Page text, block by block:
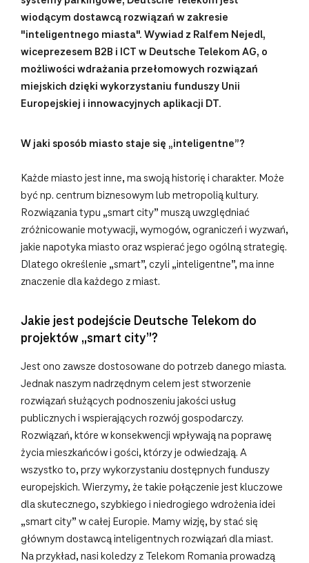
wiodącym dostawcą rozwiązań w zakresie
"inteligentnego miasta". Wywiad z Ralfem Nejedl,
wiceprezesem B2B i ICT w Deutsche Telekom AG, o
możliwości wdrażania przełomowych rozwiązań
miejskich dzięki wykorzystaniu funduszy Unii
Europejskiej i innowacyjnych aplikacji DT.
W jaki sposób miasto staje się „inteligentne”?
Każde miasto jest inne, ma swoją historię i charakter. Może
być np. centrum biznesowym lub metropolią kultury.
Rozwiązania typu „smart city” muszą uwzględniać
zróżnicowanie motywacji, wymogów, ograniczeń i wyzwań,
jakie napotyka miasto oraz wspierać jego ogólną strategię.
Dlatego określenie „smart”, czyli „inteligentne”, ma inne
znaczenie dla każdego z miast.
Jakie jest podejście Deutsche Telekom do
projektów „smart city”?
Jest ono zawsze dostosowane do potrzeb danego miasta.
Jednak naszym nadrzędnym celem jest stworzenie
rozwiązań służących podnoszeniu jakości usług
publicznych i wspierających rozwój gospodarczy.
Rozwiązań, które w konsekwencji wpływają na poprawę
życia mieszkańców i gości, którzy je odwiedzają. A
wszystko to, przy wykorzystaniu dostępnych funduszy
europejskich. Wierzymy, że takie połączenie jest kluczowe
dla skutecznego, szybkiego i niedrogiego wdrożenia idei
„smart city” w całej Europie. Mamy wizję, by stać się
głównym dostawcą inteligentnych rozwiązań dla miast.
Na przykład, nasi koledzy z Telekom Romania prowadzą